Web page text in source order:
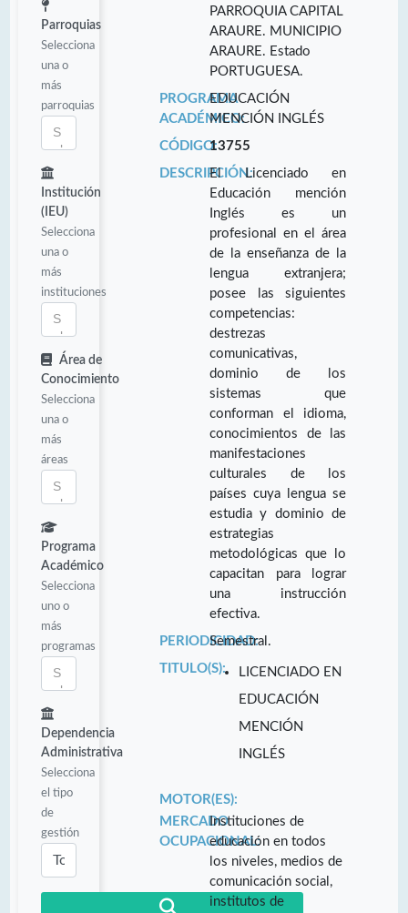
Parroquias
Selecciona
una o
más
parroquias
Institución
(IEU)
Selecciona
una o
más
instituciones
Área de
Conocimiento
Selecciona
una o
más
áreas
Programa
Académico
Selecciona
uno o
más
programas
Dependencia
Administrativa
Selecciona
el tipo
de
gestión
PARROQUIA CAPITAL
ARAURE. MUNICIPIO
ARAURE. Estado
PORTUGUESA.
PROGRAMA
ACADÉMICO:
EDUCACIÓN
MENCIÓN INGLÉS
CÓDIGO:13755
DESCRIPCIÓN:El Licenciado en
Educación mención
Inglés es un
profesional en el área
de la enseñanza de la
lengua extranjera;
posee las siguientes
competencias:
destrezas
comunicativas,
dominio de los
sistemas que
conforman el idioma,
conocimientos de las
manifestaciones
culturales de los
países cuya lengua se
estudia y dominio de
estrategias
metodológicas que lo
capacitan para lograr
una instrucción
efectiva.
PERIODICIDAD:
Semestral.
TITULO(S):
LICENCIADO EN
EDUCACIÓN
MENCIÓN
INGLÉS
MOTOR(ES):
MERCADO
OCUPACIONAL:
Instituciones de
educación en todos
los niveles, medios de
comunicación social,
institutos de